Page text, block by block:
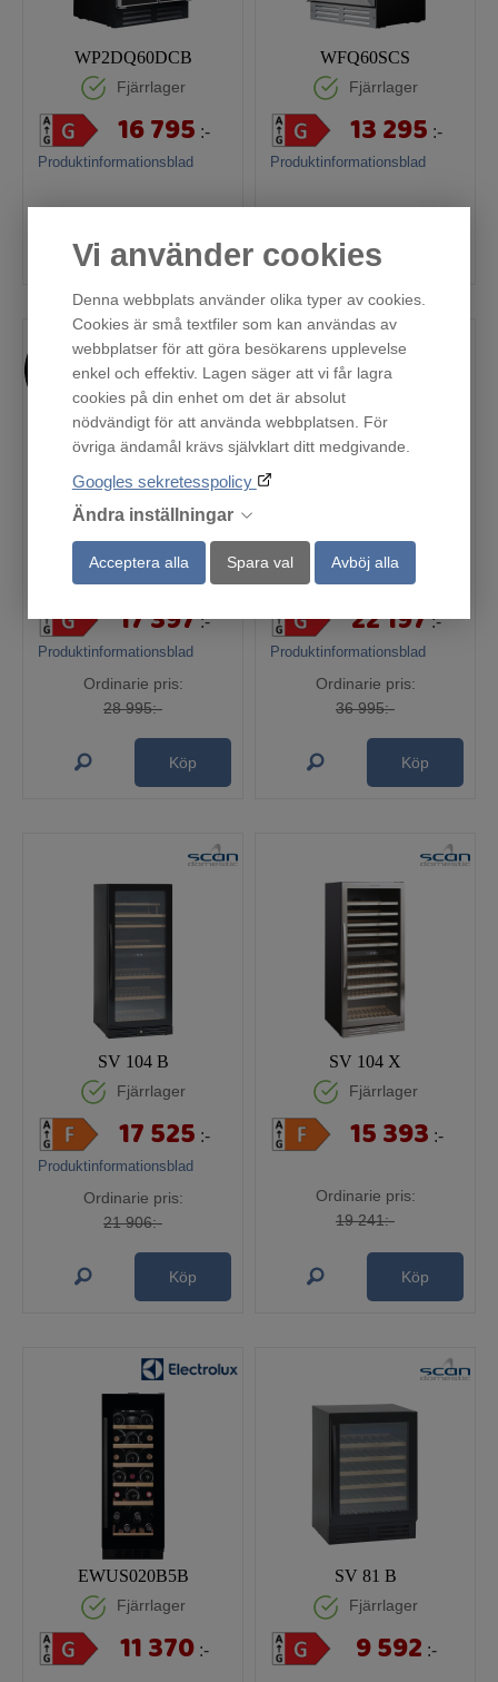
Vi använder cookies
Denna webbplats använder olika typer av cookies.
Cookies är små textfiler som kan användas av
webbplatser för att göra besökarens upplevelse
enkel och effektiv. Lagen säger att vi får lagra
cookies på din enhet om det är absolut
nödvändigt för att använda webbplatsen. För
övriga ändamål krävs självklart ditt medgivande.
Googles sekretesspolicy
Ändra inställningar
Acceptera alla Spara val Avböj alla
WP2DQ60DCB
Fjärrlager
Produktinformationsblad
16 795 :-
Köp
WFQ60SCS
Fjärrlager
Produktinformationsblad
13 295 :-
VKB130DS
Fjärrlager
Produktinformationsblad
17 397 :-
Ordinarie pris:
28 995:-
Köp
VKB180TB
Fjärrlager
Produktinformationsblad
22 197 :-
Ordinarie pris:
36 995:-
Köp
SV 104 B
Fjärrlager
Produktinformationsblad
17 525 :-
Ordinarie pris:
21 906:-
Köp
SV 104 X
Fjärrlager
15 393 :-
Ordinarie pris:
19 241:-
Köp
EWUS020B5B
Fjärrlager
11 370 :-
SV 81 B
Fjärrlager
9 592 :-